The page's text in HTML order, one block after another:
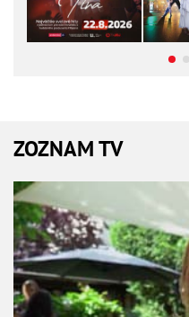
ZOZNAM TV